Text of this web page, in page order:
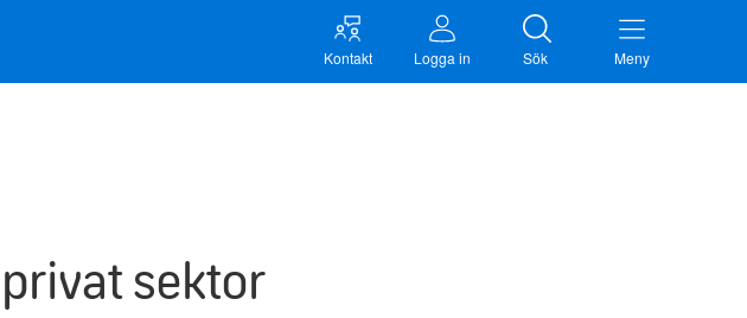
Kontakt Logga in Sök Meny
sektor